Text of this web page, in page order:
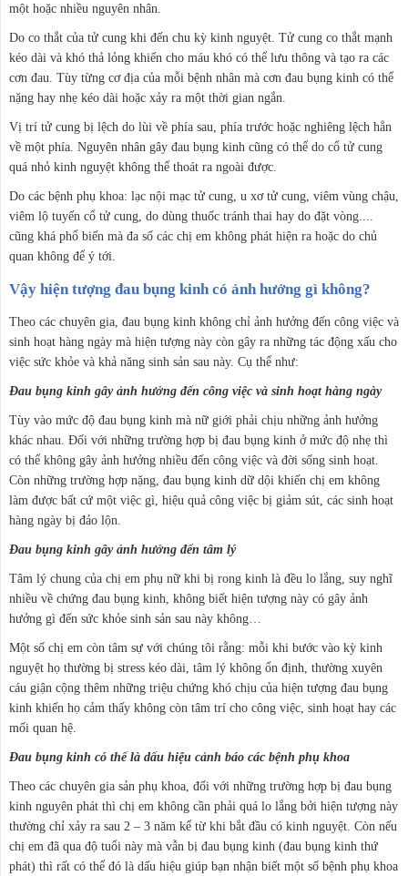
một hoặc nhiều nguyên nhân.
Do co thắt của tử cung khi đến chu kỳ kinh nguyệt. Tử cung co thắt mạnh
kéo dài và khó thả lỏng khiến cho máu khó có thể lưu thông và tạo ra các
cơn đau. Tùy từng cơ địa của mỗi bệnh nhân mà cơn đau bụng kinh có thể
nặng hay nhẹ kéo dài hoặc xảy ra một thời gian ngắn.
Vị trí tử cung bị lệch do lùi về phía sau, phía trước hoặc nghiêng lệch hẳn
về một phía. Nguyên nhân gây đau bụng kinh cũng có thể do cổ tử cung
quá nhỏ kinh nguyệt không thể thoát ra ngoài được.
Do các bệnh phụ khoa: lạc nội mạc tử cung, u xơ tử cung, viêm vùng chậu,
viêm lộ tuyến cổ tử cung, do dùng thuốc tránh thai hay do đặt vòng....
cũng khá phổ biến mà đa số các chị em không phát hiện ra hoặc do chủ
quan không để ý tới.
Vậy hiện tượng đau bụng kinh có ảnh hưởng gì không?
Theo các chuyên gia, đau bụng kinh không chỉ ảnh hưởng đến công việc và
sinh hoạt hàng ngày mà hiện tượng này còn gây ra những tác động xấu cho
việc sức khỏe và khả năng sinh sản sau này. Cụ thể như:
Đau bụng kinh gây ảnh hưởng đến công việc và sinh hoạt hàng ngày
Tùy vào mức độ đau bụng kinh mà nữ giới phải chịu những ảnh hưởng
khác nhau. Đối với những trường hợp bị đau bụng kinh ở mức độ nhẹ thì
có thể không gây ảnh hưởng nhiều đến công việc và đời sống sinh hoạt.
Còn những trường hợp nặng, đau bụng kinh dữ dội khiến chị em không
làm được bất cứ một việc gì, hiệu quả công việc bị giảm sút, các sinh hoạt
hàng ngày bị đảo lộn.
Đau bụng kinh gây ảnh hưởng đến tâm lý
Tâm lý chung của chị em phụ nữ khi bị rong kinh là đều lo lắng, suy nghĩ
nhiều về chứng đau bụng kinh, không biết hiện tượng này có gây ảnh
hưởng gì đến sức khỏe sinh sản sau này không…
Một số chị em còn tâm sự với chúng tôi rằng: mỗi khi bước vào kỳ kinh
nguyệt họ thường bị stress kéo dài, tâm lý không ổn định, thường xuyên
cáu giận cộng thêm những triệu chứng khó chịu của hiện tượng đau bụng
kinh khiến họ cảm thấy không còn tâm trí cho công việc, sinh hoạt hay các
mối quan hệ.
Đau bụng kinh có thể là dấu hiệu cảnh báo các bệnh phụ khoa
Theo các chuyên gia sản phụ khoa, đối với những trường hợp bị đau bụng
kinh nguyên phát thì chị em không cần phải quá lo lắng bởi hiện tượng này
thường chỉ xảy ra sau 2 – 3 năm kể từ khi bắt đầu có kinh nguyệt. Còn nếu
chị em đã qua độ tuổi này mà vẫn bị đau bụng kinh (đau bụng kinh thứ
phát) thì rất có thể đó là dấu hiệu giúp bạn nhận biết một số bệnh phụ khoa